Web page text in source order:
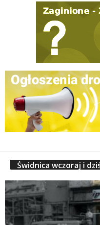
Świdnica wczoraj i